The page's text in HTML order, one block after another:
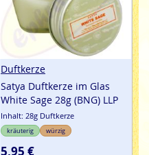
Duftkerze
Satya Duftkerze im Glas
White Sage 28g (BNG) LLP
Inhalt: 28g Duftkerze
kräuterig würzig
5,95 €